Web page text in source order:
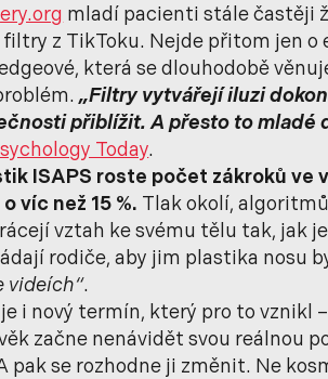
mladí pacienti stále častěji
z TikToku. Nejde přitom jen o
která se dlouhodobě
„Filtry vytvářejí iluzi
přiblížit. A přesto to mladé
Today.
ISAPS roste počet zákroků ve
víc než 15 %. Tlak okolí,
vztah ke svému tělu tak, jak
rodiče, aby jim plastika nosu
videích“.
i nový termín, který pro to vznikl –
začne nenávidět svou reálnou
pak se rozhodne ji změnit. Ne